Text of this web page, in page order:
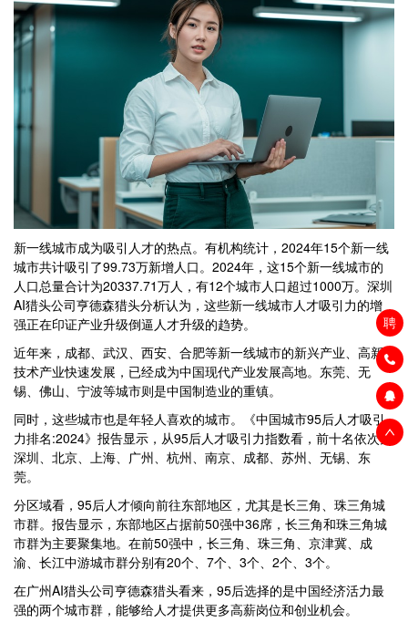
聘
新一线城市成为吸引人才的热点。有机构统计，2024年15个新一线
城市共计吸引了99.73万新增人口。2024年，这15个新一线城市的
人口总量合计为20337.71万人，有12个城市人口超过1000万。深圳
AI猎头公司亨德森猎头分析认为，这些新一线城市人才吸引力的增
强正在印证产业升级倒逼人才升级的趋势。
近年来，成都、武汉、西安、合肥等新一线城市的新兴产业、高新
技术产业快速发展，已经成为中国现代产业发展高地。东莞、无
锡、佛山、宁波等城市则是中国制造业的重镇。
同时，这些城市也是年轻人喜欢的城市。《中国城市95后人才吸引
力排名:2024》报告显示，从95后人才吸引力指数看，前十名依次为
深圳、北京、上海、广州、杭州、南京、成都、苏州、无锡、东
莞。
分区域看，95后人才倾向前往东部地区，尤其是长三角、珠三角城
市群。报告显示，东部地区占据前50强中36席，长三角和珠三角城
市群为主要聚集地。在前50强中，长三角、珠三角、京津冀、成
渝、长江中游城市群分别有20个、7个、3个、2个、3个。
在广州AI猎头公司亨德森猎头看来，95后选择的是中国经济活力最
强的两个城市群，能够给人才提供更多高薪岗位和创业机会。